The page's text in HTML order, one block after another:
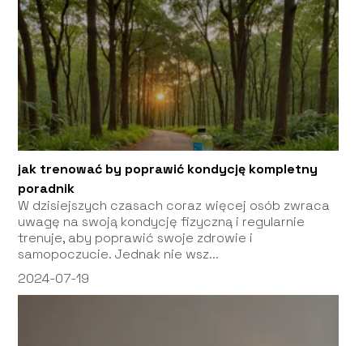
jak trenować by poprawić kondycję kompletny
poradnik
W dzisiejszych czasach coraz więcej osób zwraca
uwagę na swoją kondycję fizyczną i regularnie
trenuje, aby poprawić swoje zdrowie i
samopoczucie. Jednak nie wsz...
2024-07-19